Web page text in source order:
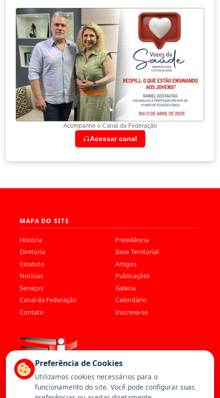
Acompanhe o Canal da Federação
Acessar canal
MAPA DO SITE
História
Presidência
Diretoria
Base Territorial
Estatuto
Artigos
Notícias
Publicações
Serviços
Galeria
Canal da Federação
Calendário
Contato
Inscreva-se
Preferência de Cookies
Utilizamos cookies necessários para o
funcionamento do site. Você pode configurar suas